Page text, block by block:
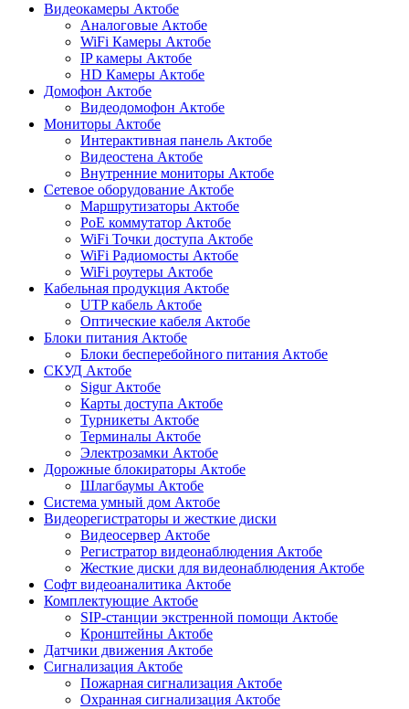
Видеокамеры Актобе
Аналоговые Актобе
WiFi Камеры Актобе
IP камеры Актобе
HD Камеры Актобе
Домофон Актобе
Видеодомофон Актобе
Мониторы Актобе
Интерактивная панель Актобе
Видеостена Актобе
Внутренние мониторы Актобе
Сетевое оборудование Актобе
Маршрутизаторы Актобе
PoE коммутатор Актобе
WiFi Точки доступа Актобе
WiFi Радиомосты Актобе
WiFi роутеры Актобе
Кабельная продукция Актобе
UTP кабель Актобе
Оптические кабеля Актобе
Блоки питания Актобе
Блоки бесперебойного питания Актобе
СКУД Актобе
Sigur Актобе
Карты доступа Актобе
Турникеты Актобе
Терминалы Актобе
Электрозамки Актобе
Дорожные блокираторы Актобе
Шлагбаумы Актобе
Система умный дом Актобе
Видеорегистраторы и жесткие диски
Видеосервер Актобе
Регистратор видеонаблюдения Актобе
Жесткие диски для видеонаблюдения Актобе
Софт видеоаналитика Актобе
Комплектующие Актобе
SIP-станции экстренной помощи Актобе
Кронштейны Актобе
Датчики движения Актобе
Сигнализация Актобе
Пожарная сигнализация Актобе
Охранная сигнализация Актобе